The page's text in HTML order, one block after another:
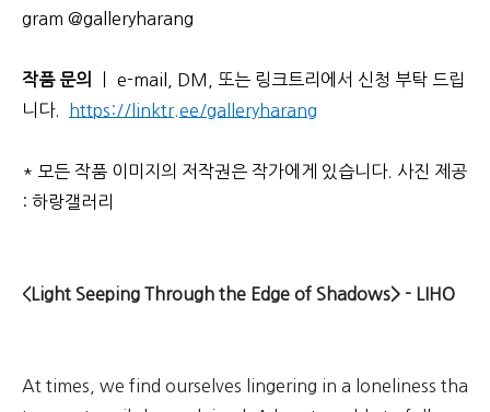
gram @galleryharang
작품 문의
ㅣ e-mail, DM, 또는 링크트리에서 신청 부탁 드립
니다.
https://linktr.ee/galleryharang
* 모든 작품 이미지의 저작권은 작가에게 있습니다. 사진 제공
: 하랑갤러리
<Light Seeping Through the Edge of Shadows> - LIHO
At times, we find ourselves lingering in a loneliness tha